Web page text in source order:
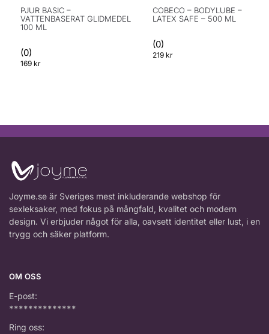
PJUR BASIC –
VATTENBASERAT GLIDMEDEL
100 ML
(0)
169 kr
COBECO – BODYLUBE –
LATEX SAFE – 500 ML
(0)
219 kr
Joyme.se är Sveriges mest inkluderande webshop för
sexleksaker, med fokus på mångfald, kvalitet och modern
design. Vi erbjuder något för alla, oavsett identitet eller lust, i en
trygg och säker platform.
OM OSS
E-post:
**************
Ring oss: